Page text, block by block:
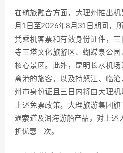
在航旅融合方面，大理州推出
月1日至2026年8月31日期间，
凭乘机客票和有效身份证件，
寺三塔文化旅游区、蝴蝶泉公
核心景区。此外，昆明长水机
离港的旅客，以及持怒江、临
州市身份证且三日内将由大理
上述免票政策。大理旅游集团
通索道及洱海游船产品，对上述
折优惠一次。